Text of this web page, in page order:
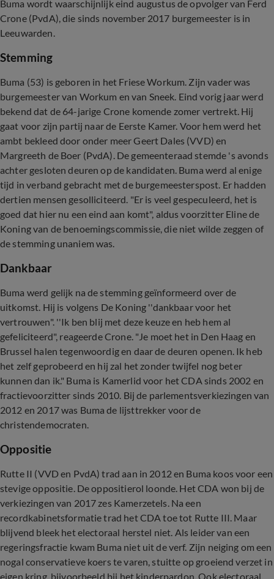
Buma wordt waarschijnlijk eind augustus de opvolger van Ferd
Crone (PvdA), die sinds november 2017 burgemeester is in
Leeuwarden.
Stemming
Buma (53) is geboren in het Friese Workum. Zijn vader was
burgemeester van Workum en van Sneek. Eind vorig jaar werd
bekend dat de 64-jarige Crone komende zomer vertrekt. Hij
gaat voor zijn partij naar de Eerste Kamer. Voor hem werd het
ambt bekleed door onder meer Geert Dales (VVD) en
Margreeth de Boer (PvdA). De gemeenteraad stemde 's avonds
achter gesloten deuren op de kandidaten. Buma werd al enige
tijd in verband gebracht met de burgemeesterspost. Er hadden
dertien mensen gesolliciteerd. "Er is veel gespeculeerd, het is
goed dat hier nu een eind aan komt", aldus voorzitter Eline de
Koning van de benoemingscommissie, die niet wilde zeggen of
de stemming unaniem was.
Dankbaar
Buma werd gelijk na de stemming geïnformeerd over de
uitkomst. Hij is volgens De Koning ''dankbaar voor het
vertrouwen". ''Ik ben blij met deze keuze en heb hem al
gefeliciteerd", reageerde Crone. "Je moet het in Den Haag en
Brussel halen tegenwoordig en daar de deuren openen. Ik heb
het zelf geprobeerd en hij zal het zonder twijfel nog beter
kunnen dan ik." Buma is Kamerlid voor het CDA sinds 2002 en
fractievoorzitter sinds 2010. Bij de parlementsverkiezingen van
2012 en 2017 was Buma de lijsttrekker voor de
christendemocraten.
Oppositie
Rutte II (VVD en PvdA) trad aan in 2012 en Buma koos voor een
stevige oppositie. De oppositierol loonde. Het CDA won bij de
verkiezingen van 2017 zes Kamerzetels. Na een
recordkabinetsformatie trad het CDA toe tot Rutte III. Maar
blijvend bleek het electoraal herstel niet. Als leider van een
regeringsfractie kwam Buma niet uit de verf. Zijn neiging om een
nogal conservatieve koers te varen, stuitte op groeiend verzet in
eigen kring, bijvoorbeeld bij het kinderpardon. Ook electoraal